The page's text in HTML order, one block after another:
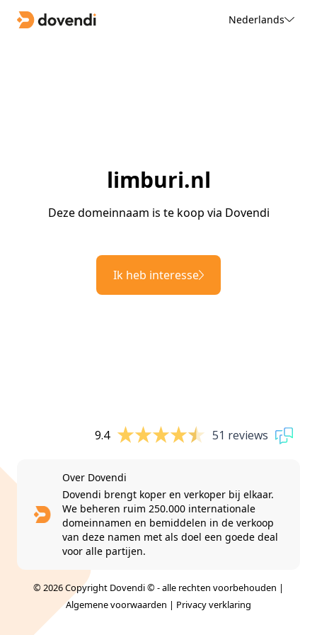
Nederlands
limburi.nl
Deze domeinnaam is te koop via Dovendi
Ik heb interesse
9.4 51 reviews
Over Dovendi
Dovendi brengt koper en verkoper bij elkaar.
We beheren ruim 250.000 internationale
domeinnamen en bemiddelen in de verkoop
van deze namen met als doel een goede deal
voor alle partijen.
© 2026 Copyright Dovendi © - alle rechten voorbehouden |
Algemene voorwaarden | Privacy verklaring